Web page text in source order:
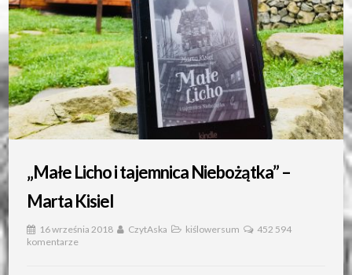
„Małe Licho i tajemnica Niebożątka” –
Marta Kisiel
16 września 2018 CzytAska kiślowersum
452 594
komentarze